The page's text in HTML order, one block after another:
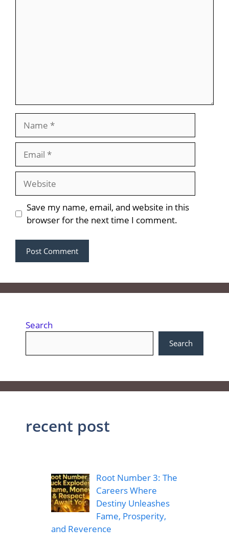
Website
Save my name, email, and website in this
browser for the next time I comment.
Search
Search
recent post
Root Number 3: The
Careers Where
Destiny Unleashes
Fame, Prosperity,
and Reverence